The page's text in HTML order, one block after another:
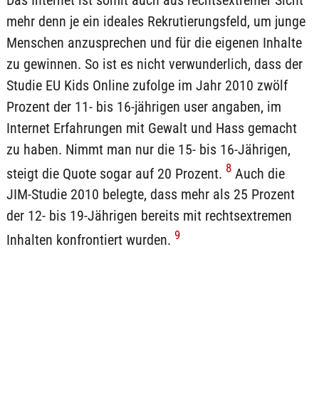
mehr denn je ein ideales Rekrutierungsfeld, um junge
Menschen anzusprechen und für die eigenen Inhalte
zu gewinnen. So ist es nicht verwunderlich, dass der
Studie EU Kids Online zufolge im Jahr 2010 zwölf
Prozent der 11- bis 16-jährigen user angaben, im
Internet Erfahrungen mit Gewalt und Hass gemacht
zu haben. Nimmt man nur die 15- bis 16-Jährigen,
steigt die Quote sogar auf 20 Prozent. 8Auch die
JIM-Studie 2010 belegte, dass mehr als 25 Prozent
der 12- bis 19-Jährigen bereits mit rechtsextremen
Inhalten konfrontiert wurden. 9